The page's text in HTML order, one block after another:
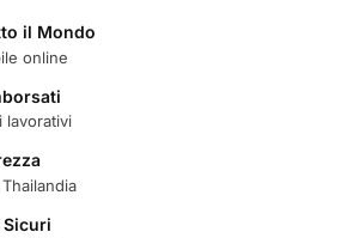
il Mondo
online
lavorativi
Sicuri